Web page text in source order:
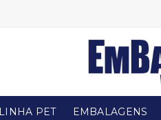
PET EMBALAGENS